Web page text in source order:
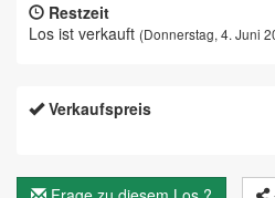
Restzeit
Los ist verkauft (Donnerstag, 4. Juni
Verkaufspreis